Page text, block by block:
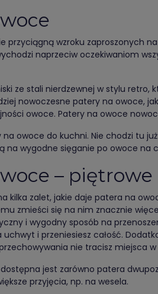
przyciągną wzroku zaproszonych
naprzeciw oczekiwaniom
ze stali nierdzewnej w stylu
nowoczesne patery na owoce,
owoce. Patery na owoce
owoce do kuchni. Nie chodzi tu
na wygodne sięganie po owoce na
– piętrowe
kilka zalet, jakie daje patera na
zmieści się na nim znacznie
i wygodny sposób na
uchwyt i przeniesiesz całość.
nie tracisz miejsca
jest zarówno patera
przyjęcia, np. na wesela.